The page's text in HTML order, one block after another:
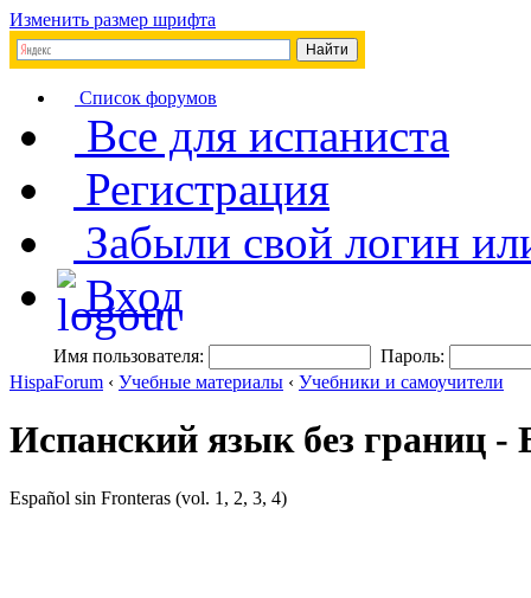
Изменить размер шрифта
Список форумов
Все для испаниста
Регистрация
Забыли свой логин
Вход
Имя пользователя:
Пароль:
HispaForum ‹ Учебные материалы ‹ Учебники и самоучители
Испанский язык без границ -
Español sin Fronteras (vol. 1, 2, 3, 4)